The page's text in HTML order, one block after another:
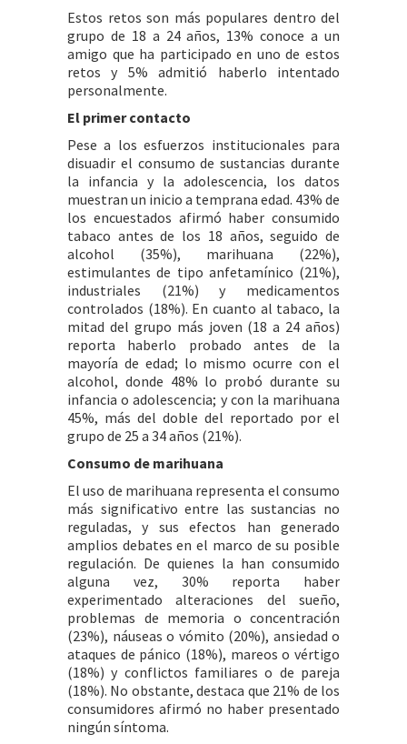
Estos retos son más populares dentro del
grupo de 18 a 24 años, 13% conoce a un
amigo que ha participado en uno de estos
retos y 5% admitió haberlo intentado
personalmente.
El primer contacto
Pese a los esfuerzos institucionales para
disuadir el consumo de sustancias durante
la infancia y la adolescencia, los datos
muestran un inicio a temprana edad. 43% de
los encuestados afirmó haber consumido
tabaco antes de los 18 años, seguido de
alcohol (35%), marihuana (22%),
estimulantes de tipo anfetamínico (21%),
industriales (21%) y medicamentos
controlados (18%). En cuanto al tabaco, la
mitad del grupo más joven (18 a 24 años)
reporta haberlo probado antes de la
mayoría de edad; lo mismo ocurre con el
alcohol, donde 48% lo probó durante su
infancia o adolescencia; y con la marihuana
45%, más del doble del reportado por el
grupo de 25 a 34 años (21%).
Consumo de marihuana
El uso de marihuana representa el consumo
más significativo entre las sustancias no
reguladas, y sus efectos han generado
amplios debates en el marco de su posible
regulación. De quienes la han consumido
alguna vez, 30% reporta haber
experimentado alteraciones del sueño,
problemas de memoria o concentración
(23%), náuseas o vómito (20%), ansiedad o
ataques de pánico (18%), mareos o vértigo
(18%) y conflictos familiares o de pareja
(18%). No obstante, destaca que 21% de los
consumidores afirmó no haber presentado
ningún síntoma.